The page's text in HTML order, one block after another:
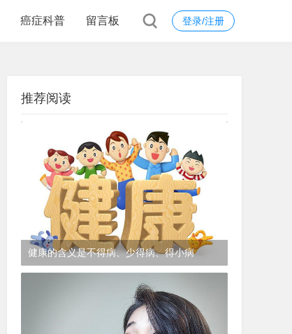
登录/注册
癌症科普 留言板
推荐阅读
健康的含义是不得病、少得病、得小病
1年前(2024-12-06) 皮肤科